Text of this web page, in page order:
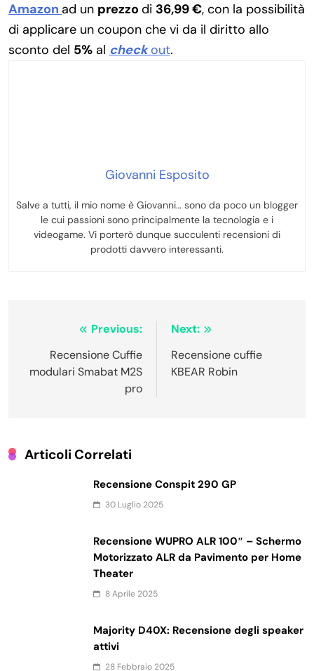
Amazon ad un prezzo di 36,99 €, con la possibilità
di applicare un coupon che vi da il diritto allo
sconto del 5% al checkout.
Giovanni Esposito
Salve a tutti, il mio nome è Giovanni… sono da poco un blogger
le cui passioni sono principalmente la tecnologia e i
videogame. Vi porterò dunque succulenti recensioni di
prodotti davvero interessanti.
Navigazione
articoli
Previous:
Recensione Cuffie
modulari Smabat M2S
pro
Next:
Recensione cuffie
KBEAR Robin
Articoli Correlati
Recensione Conspit 290 GP
30 Luglio 2025
Recensione WUPRO ALR 100″ – Schermo
Motorizzato ALR da Pavimento per Home
Theater
8 Aprile 2025
Majority D40X: Recensione degli speaker
attivi
28 Febbraio 2025